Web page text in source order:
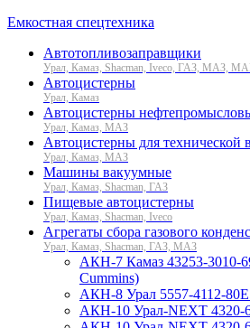
Емкостная спецтехника
Автотопливозаправщики
Урал, Камаз, Shacman, Iveco, ГАЗ, МАЗ,
Автоцистерны
Урал, Камаз
Автоцистерны
Урал, Камаз, МАЗ
Автоцистерны для технической
Урал, Камаз, МАЗ
Машины вакуумные
Урал, Камаз, Shacman, ГАЗ
Пищевые автоцистерны
Урал, Камаз, Shacman, Iveco
Агрегаты сбора газового
Урал, Камаз, Shacman, ГАЗ, МАЗ
АКН-7 Камаз 43253-3010-
Cummins)
АКН-8 Урал 5557-4112-
АКН-10 Урал-NEXT 4320-